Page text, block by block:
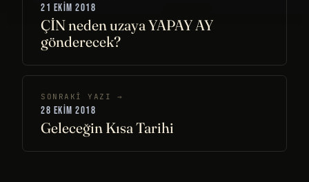
21 EKIM 2018
ÇİN neden uzaya YAPAY AY
gönderecek?
SONRAKI YAZI →
28 EKIM 2018
Geleceğin Kısa Tarihi